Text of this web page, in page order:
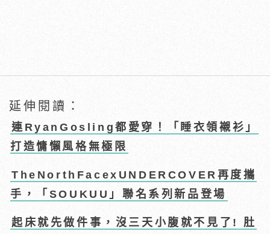
延伸閱讀：
連RyanGosling都愛穿！「睡衣領襯衫」
打造慵懶風格無極限
TheNorthFacexUNDERCOVER再度攜
手，「SOUKUU」聯名系列新品登場
起床就先做件事，沒三天小腹就不見了! 肚